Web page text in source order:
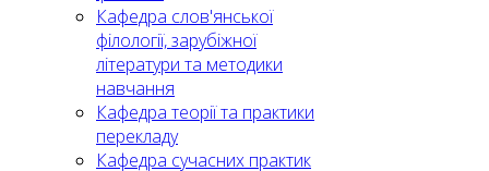
Кафедра слов'янської
філології, зарубіжної
літератури та методики
навчання
Кафедра теорії та практики
перекладу
Кафедра сучасних практик